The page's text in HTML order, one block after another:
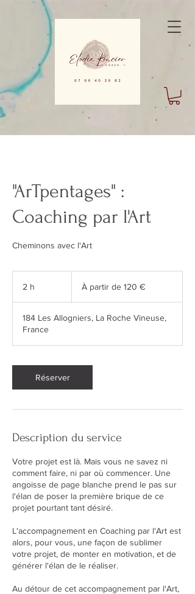
"ArTpentages" :
Coaching par l'Art
Cheminons avec l'Art
2 h
partir
euros
À partir de 120 €
184 Les Allogniers, La Roche Vineuse,
France
Réserver
Description du service
Votre projet est là. Mais vous ne savez ni
comment faire, ni par où commencer. Une
angoisse de page blanche prend le pas sur
l'élan de poser la première brique de ce
projet pourtant tant désiré.
L'accompagnement en Coaching par l'Art est
alors, pour vous, une façon de sublimer
votre projet, de monter en motivation, et de
générer l'élan de le réaliser.
Au détour de cet accompagnement par l'Art,